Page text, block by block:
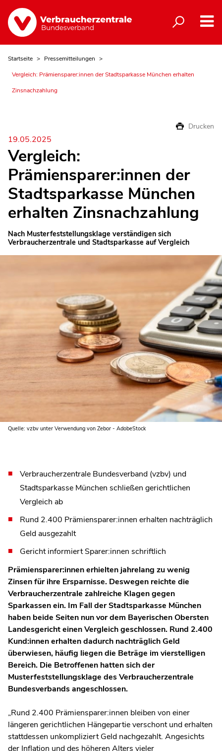
Startseite
Pressemitteilungen
Vergleich: Prämiensparer:innen der Stadtsparkasse München erhalten
Zinsnachzahlung
Drucken
19.05.2025
Vergleich:
Prämiensparer:innen der
Stadtsparkasse München
erhalten Zinsnachzahlung
Nach Musterfeststellungsklage verständigen sich
Verbraucherzentrale und Stadtsparkasse auf Vergleich
Quelle: vzbv unter Verwendung von Zebor - AdobeStock
Verbraucherzentrale Bundesverband (vzbv) und
Stadtsparkasse München schließen gerichtlichen
Vergleich ab
Rund 2.400 Prämiensparer:innen erhalten nachträglich
Geld ausgezahlt
Gericht informiert Sparer:innen schriftlich
Prämiensparer:innen erhielten jahrelang zu wenig
Zinsen für ihre Ersparnisse. Deswegen reichte die
Verbraucherzentrale zahlreiche Klagen gegen
Sparkassen ein. Im Fall der Stadtsparkasse München
haben beide Seiten nun vor dem Bayerischen Obersten
Landesgericht einen Vergleich geschlossen. Rund 2.400
Kund:innen erhalten dadurch nachträglich Geld
überwiesen, häufig liegen die Beträge im vierstelligen
Bereich. Die Betroffenen hatten sich der
Musterfeststellungsklage des Verbraucherzentrale
Bundesverbands angeschlossen.
„Rund 2.400 Prämiensparer:innen bleiben von einer
längeren gerichtlichen Hängepartie verschont und erhalten
stattdessen unkompliziert Geld nachgezahlt. Angesichts
der Inflation und des höheren Alters vieler